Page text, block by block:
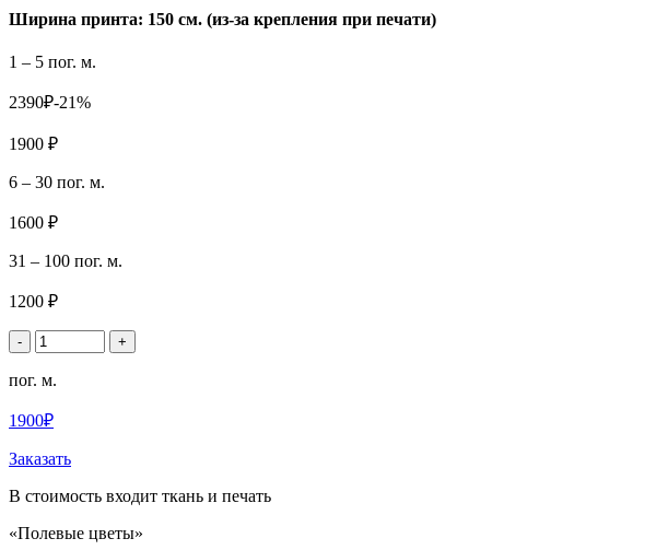
Ширина принта: 150 см. (из-за крепления при печати)
1 – 5 пог. м.
2390₽-21%
1900 ₽
6 – 30 пог. м.
1600 ₽
31 – 100 пог. м.
1200 ₽
- +
пог. м.
1900₽
Заказать
В стоимость входит ткань и печать
«Полевые цветы»